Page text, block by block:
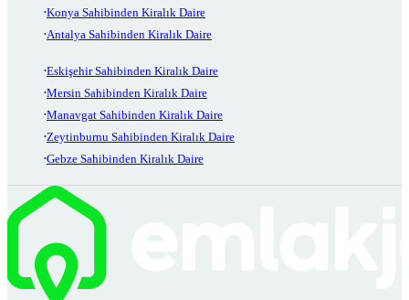
Konya Sahibinden Kiralık Daire
Antalya Sahibinden Kiralık Daire
Eskişehir Sahibinden Kiralık Daire
Mersin Sahibinden Kiralık Daire
Manavgat Sahibinden Kiralık Daire
Zeytinburnu Sahibinden Kiralık Daire
Gebze Sahibinden Kiralık Daire